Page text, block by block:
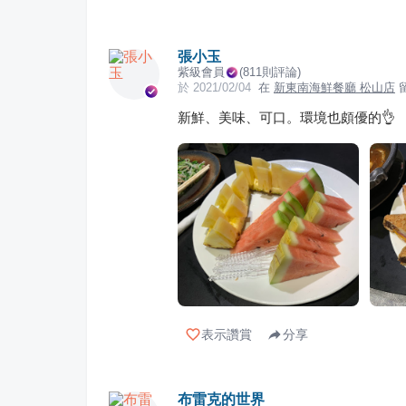
張小玉
紫級會員 (811則評論)
於 2021/02/04 在 新東南海鮮餐廳 松山店
新鮮、美味、可口。環境也頗優的👌
表示讚賞 分享
布雷克的世界